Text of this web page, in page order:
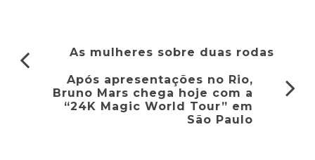
As mulheres sobre duas rodas
Após apresentações no Rio,
Bruno Mars chega hoje com a
“24K Magic World Tour” em
São Paulo